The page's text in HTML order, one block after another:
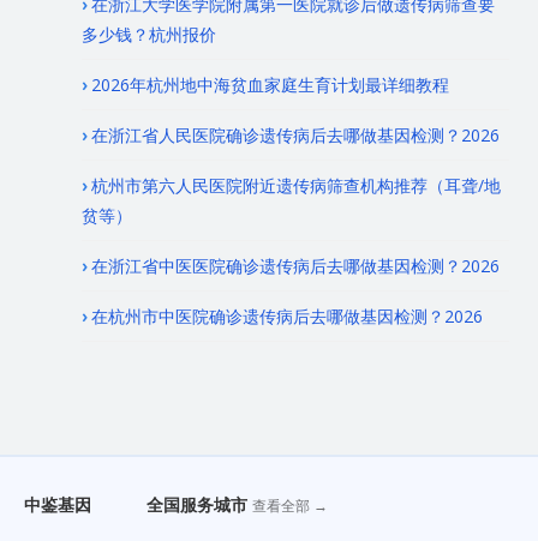
多少钱？杭州报价
2026年杭州地中海贫血家庭生育计划最详细教程
在浙江省人民医院确诊遗传病后去哪做基因检测？2026
杭州市第六人民医院附近遗传病筛查机构推荐（耳聋/地
贫等）
在浙江省中医医院确诊遗传病后去哪做基因检测？2026
在杭州市中医院确诊遗传病后去哪做基因检测？2026
中鉴基因 全国服务城市 查看全部 →